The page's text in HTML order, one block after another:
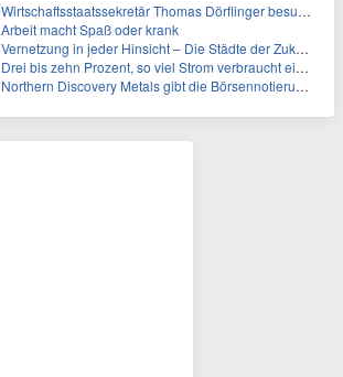
Wirtschaftsstaatssekretär Thomas Dörflinger besucht Handwerksbetrieb im Kammerbezirk Freiburg
Arbeit macht Spaß oder krank
Vernetzung in jeder Hinsicht – Die Städte der Zukunft sind grün-blau
Drei bis zehn Prozent, so viel Strom verbraucht ein Aufzug im Gebäude
Northern Discovery Metals gibt die Börsennotierung an der Frankfurter Wertpapierbörse bekannt